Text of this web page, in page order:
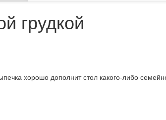
грудкой
хорошо дополнит стол какого-либо